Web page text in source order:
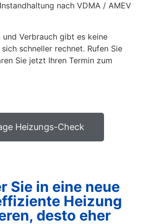
nach VDMA / AMEV
und Verbrauch gibt es keine
schneller rechnet. Rufen Sie
Sie jetzt Ihren Termin zum
Heizungs-Check
Sie in eine neue
Heizung
desto eher